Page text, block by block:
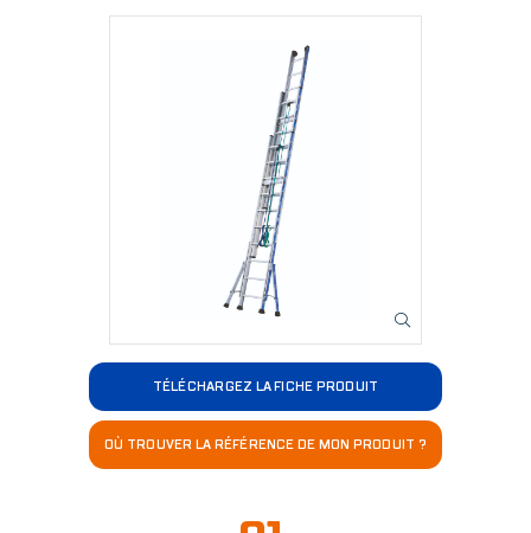
TÉLÉCHARGEZ LA FICHE PRODUIT
OÙ TROUVER LA RÉFÉRENCE DE MON PRODUIT ?